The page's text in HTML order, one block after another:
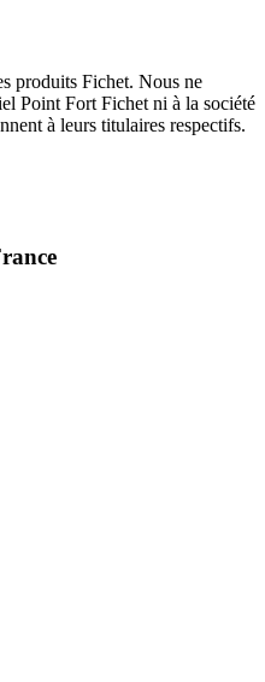
produits Fichet. Nous ne
Point Fort Fichet ni à la société
à leurs titulaires respectifs.